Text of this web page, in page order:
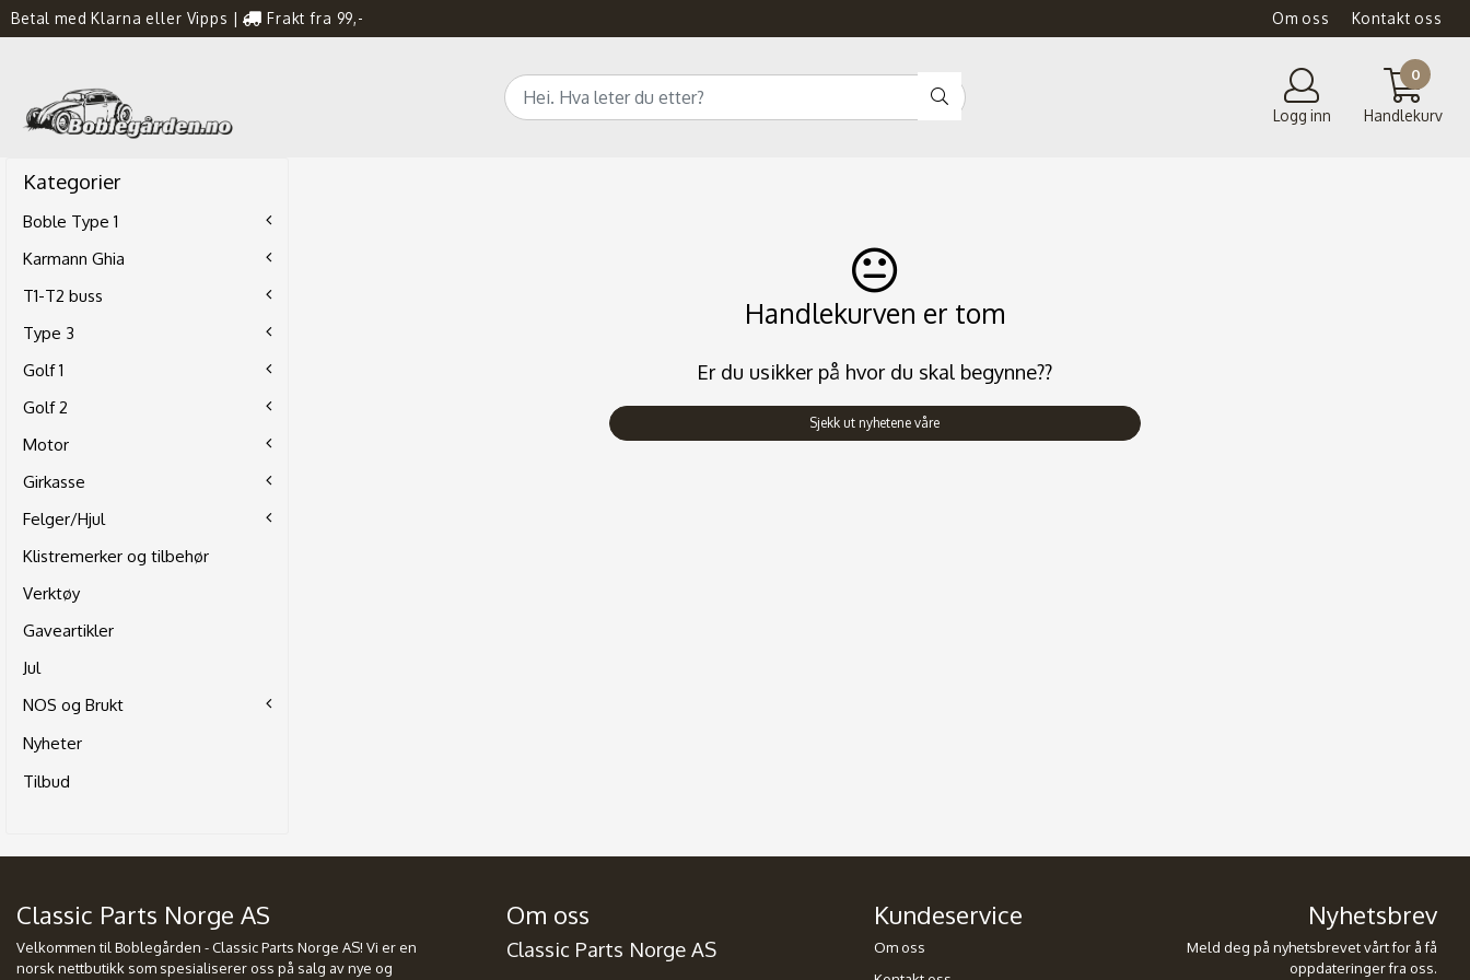
Betal med Klarna eller Vipps | Frakt fra 99,- Om oss Kontakt oss
Logg inn
0
Handlekurv
Kategorier
Boble Type 1
Karmann Ghia
T1-T2 buss
Type 3
Golf 1
Golf 2
Motor
Girkasse
Felger/Hjul
Klistremerker og tilbehør
Verktøy
Gaveartikler
Jul
NOS og Brukt
Nyheter
Tilbud
Handlekurven er tom
Er du usikker på hvor du skal begynne??
Sjekk ut nyhetene våre
Classic Parts Norge AS
Velkommen til Boblegården - Classic Parts Norge AS! Vi er en
norsk nettbutikk som spesialiserer oss på salg av nye og
Om oss
Classic Parts Norge AS
Kundeservice
Om oss
Nyhetsbrev
Meld deg på nyhetsbrevet vårt for å få
oppdateringer fra oss.